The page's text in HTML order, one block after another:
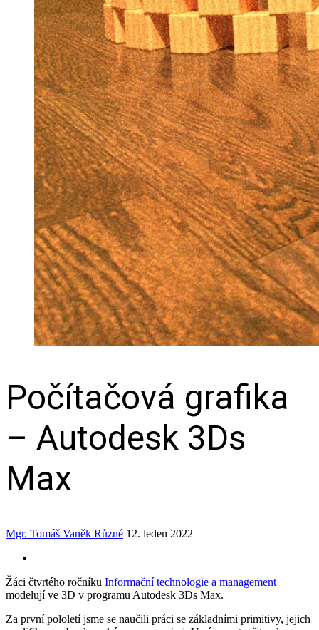
Počítačová grafika
– Autodesk 3Ds
Max
Mgr. Tomáš Vaněk Různé 12. leden 2022
Žáci čtvrtého ročníku Informační technologie a management
modelují ve 3D v programu Autodesk 3Ds Max.
Za první pololetí jsme se naučili práci se základními primitivy, jejich